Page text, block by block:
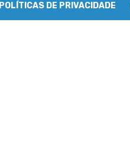
POLÍTICAS DE PRIVACIDADE